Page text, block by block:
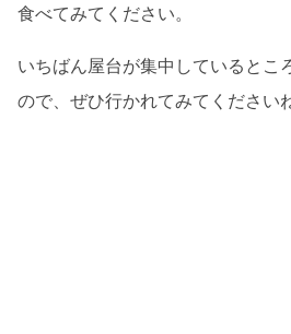
食べてみてください。
いちばん屋台が集中しているとこ
ので、ぜひ行かれてみてください